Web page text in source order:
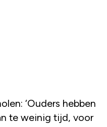
‘Ouders hebben
te weinig tijd, voor